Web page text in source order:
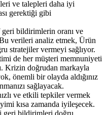
ve talepleri daha iyi
gerektiği gibi
bildirimlerin oranı ve
verileri analiz etmek, Ürün
stratejiler vermeyi sağlıyor.
de her müşteri memnuniyeti
Krizin doğrudan markayla
önemli bir olayda aldığınız
sağlayacak.
ve etkili tepkiler vermek
kısa zamanda iyileşecek.
geri bildirimleri doğru